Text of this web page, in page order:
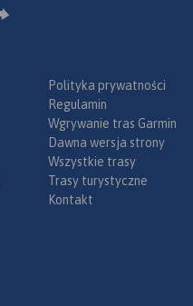
Polityka prywatności
Regulamin
Wgrywanie tras Garmin
Dawna wersja strony
Wszystkie trasy
Trasy turystyczne
Kontakt